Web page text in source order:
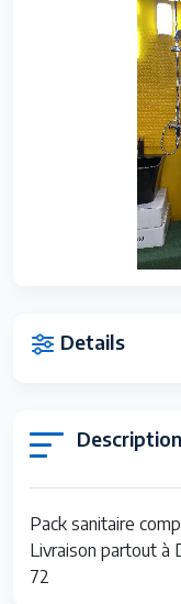
Details
Description
Pack sanitaire
Livraison partout à
72